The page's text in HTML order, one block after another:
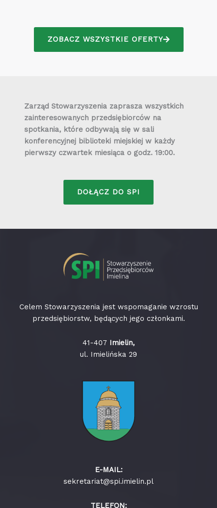
ZOBACZ WSZYSTKIE OFERTY
Zarząd Stowarzyszenia zaprasza wszystkich
zainteresowanych przedsiębiorców na
spotkania, które odbywają się w sali
konferencyjnej biblioteki miejskiej w każdy
pierwszy czwartek miesiąca o godz. 19:00.
DOŁĄCZ DO SPI
Celem Stowarzyszenia jest wspomaganie wzrostu
przedsiębiorstw, będących jego członkami.
41-407 Imielin,
ul. Imielińska 29
E-MAIL:
sekretariat@spi.imielin.pl
TELEFON: